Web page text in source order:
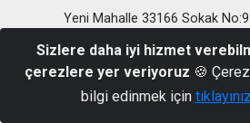
Yeni Mahalle 33166 Sokak
Telefon : (0324) 358 15 59
Sizlere daha iyi hizmet
çerezlere yer veriyoruz 🍪
bilgi edinmek için tıklayınız